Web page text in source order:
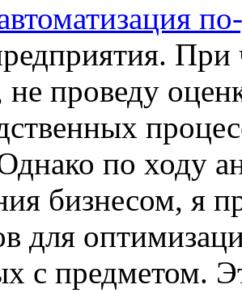
не проведу
по ходу
бизнесом, я
для
с предметом.